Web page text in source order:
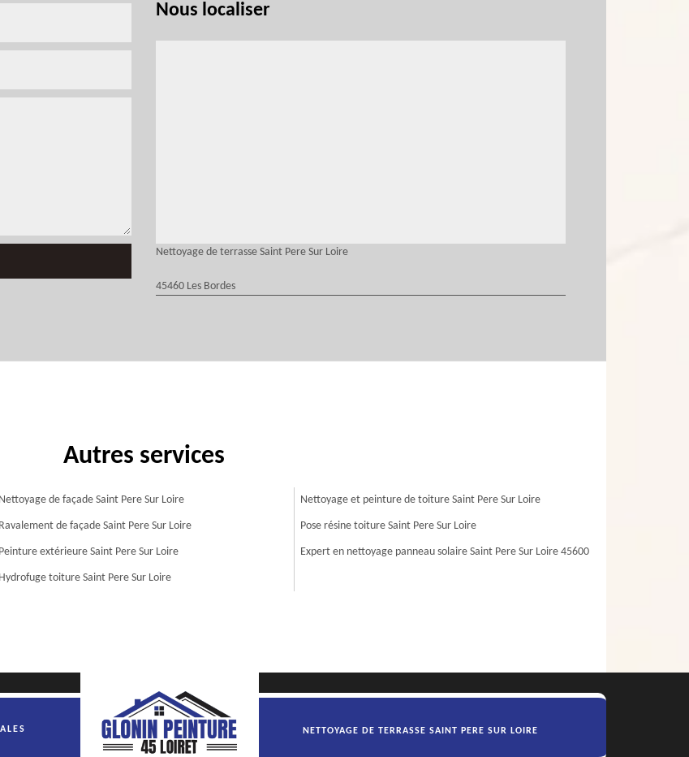
Nous localiser
Nettoyage de terrasse Saint Pere Sur Loire
45460 Les Bordes
Autres services
Nettoyage de façade Saint Pere Sur Loire
Ravalement de façade Saint Pere Sur Loire
Peinture extérieure Saint Pere Sur Loire
Hydrofuge toiture Saint Pere Sur Loire
Nettoyage et peinture de toiture Saint Pere Sur Loire
Pose résine toiture Saint Pere Sur Loire
Expert en nettoyage panneau solaire Saint Pere Sur Loire 45600
NETTOYAGE DE TERRASSE SAINT PERE SUR LOIRE